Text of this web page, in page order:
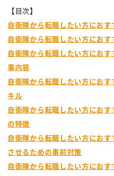
【目次】
自衛隊から転職したい方にお
自衛隊から転職したい方にお
自衛隊から転職したい方にお
事内容
自衛隊から転職したい方にお
キル
自衛隊から転職したい方にお
の特徴
自衛隊から転職したい方にお
させるための事前対策
自衛隊から転職したい方にお